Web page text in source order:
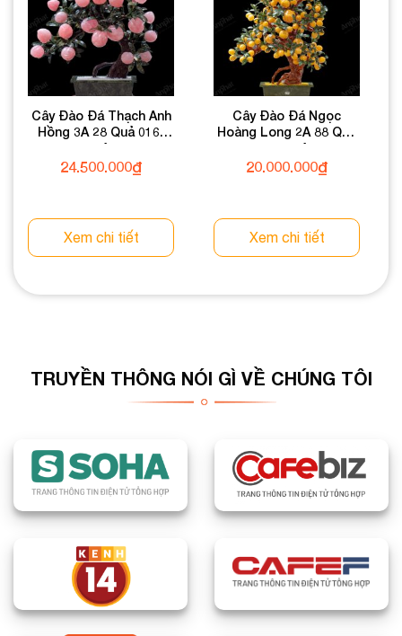
Cây Đào Đá Thạch Anh
Hồng 3A 28 Quả 016-
0763A-28
24.500.000₫
Xem chi tiết
Cây Đào Đá Ngọc
Hoàng Long 2A 88 Quả
016-0492A-88
20.000.000₫
Xem chi tiết
TRUYỀN THÔNG NÓI GÌ VỀ CHÚNG TÔI